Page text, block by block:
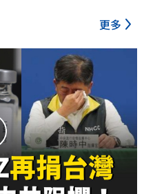
更多